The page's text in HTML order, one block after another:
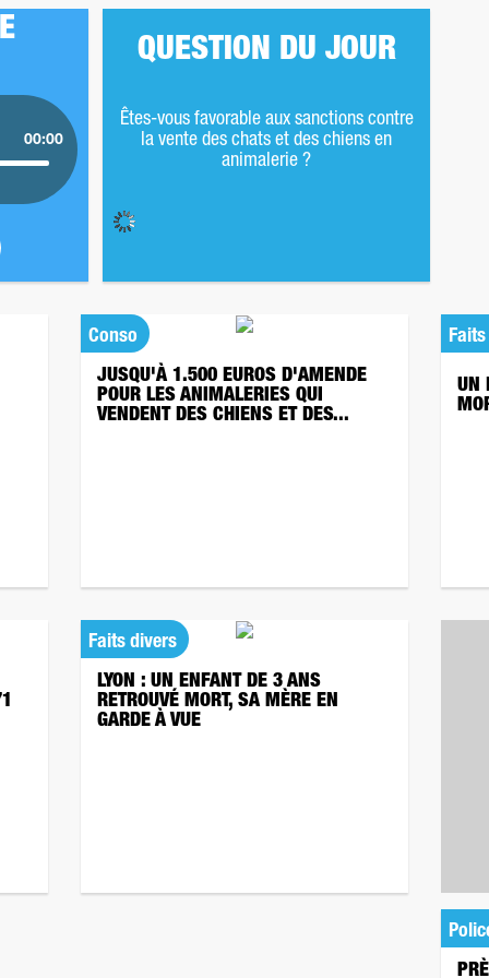
00:00
QUESTION DU JOUR
Êtes-vous favorable aux sanctions contre
la vente des chats et des chiens en
animalerie ?
Conso
JUSQU'À 1.500 EUROS D'AMENDE
POUR LES ANIMALERIES QUI
VENDENT DES CHIENS ET DES...
UN
Faits divers
LYON : UN ENFANT DE 3 ANS
RETROUVÉ MORT, SA MÈRE EN
GARDE À VUE